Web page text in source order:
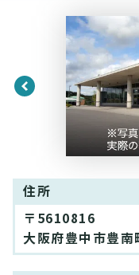
住所
〒5610816
大阪府豊中市豊